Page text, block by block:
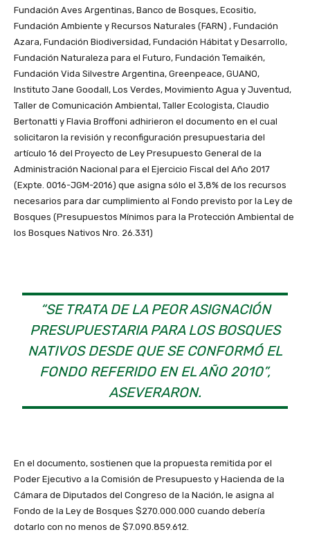
Fundación Aves Argentinas, Banco de Bosques, Ecositio,
Fundación Ambiente y Recursos Naturales (FARN) , Fundación
Azara, Fundación Biodiversidad, Fundación Hábitat y Desarrollo,
Fundación Naturaleza para el Futuro, Fundación Temaikén,
Fundación Vida Silvestre Argentina, Greenpeace, GUANO,
Instituto Jane Goodall, Los Verdes, Movimiento Agua y Juventud,
Taller de Comunicación Ambiental, Taller Ecologista, Claudio
Bertonatti y Flavia Broffoni adhirieron el documento en el cual
solicitaron la revisión y reconfiguración presupuestaria del
artículo 16 del Proyecto de Ley Presupuesto General de la
Administración Nacional para el Ejercicio Fiscal del Año 2017
(Expte. 0016-JGM-2016) que asigna sólo el 3,8% de los recursos
necesarios para dar cumplimiento al Fondo previsto por la Ley de
Bosques (Presupuestos Mínimos para la Protección Ambiental de
los Bosques Nativos Nro. 26.331)
“SE TRATA DE LA PEOR ASIGNACIÓN
PRESUPUESTARIA PARA LOS BOSQUES
NATIVOS DESDE QUE SE CONFORMÓ EL
FONDO REFERIDO EN EL AÑO 2010”,
ASEVERARON.
En el documento, sostienen que la propuesta remitida por el
Poder Ejecutivo a la Comisión de Presupuesto y Hacienda de la
Cámara de Diputados del Congreso de la Nación, le asigna al
Fondo de la Ley de Bosques $270.000.000 cuando debería
dotarlo con no menos de $7.090.859.612.